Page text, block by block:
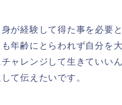
が経験して得た事を必要
年齢にとらわれず自分を
ャレンジして生きていい
て伝えたいです。